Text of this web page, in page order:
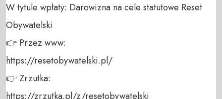
W tytule wpłaty: Darowizna na cele statutowe Reset
Obywatelski
👉 Przez www:
https://resetobywatelski.pl/
👉 Zrzutka:
https://zrzutka.pl/z/resetobywatelski